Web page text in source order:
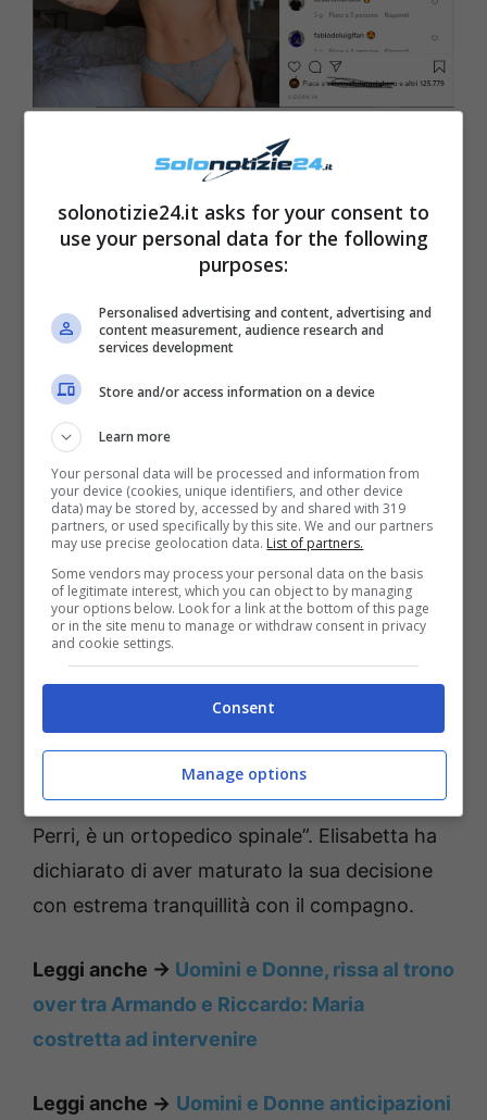
Elisabetta da molto tempo non vive più in
Italia. In una lunga intervista per Grazia, ha
spiegato il perchè della sua scelta. “Fuggita
per stare lontana dal tritacarne del gossip
che mi aveva presa di mira”- confessa l’ex
velina di Striscia la Notizia. Poi, con molta
trasparenza e tranquillità, spiga che non
credeva sarebbe rimasta a lungo negli Stati
Uniti. Ma la vita, è imprevedibile.” Non
credevo di rimanere lì per sempre, invece, poi
ho conosciuto Brian», racconta. Lui, Brian
Perri, è un ortopedico spinale”. Elisabetta ha
dichiarato di aver maturato la sua decisione
con estrema tranquillità con il compagno.
Leggi anche -> Uomini e Donne, rissa al trono
over tra Armando e Riccardo: Maria
costretta ad intervenire
Leggi anche -> Uomini e Donne anticipazioni
solonotizie24.it asks for your consent to
use your personal data for the following
purposes:
Personalised advertising and content, advertising and
content measurement, audience research and
services development
Store and/or access information on a device
Learn more
Your personal data will be processed and information from
your device (cookies, unique identifiers, and other device
data) may be stored by, accessed by and shared with 319
partners, or used specifically by this site. We and our partners
may use precise geolocation data. List of partners.
Some vendors may process your personal data on the basis
of legitimate interest, which you can object to by managing
your options below. Look for a link at the bottom of this page
or in the site menu to manage or withdraw consent in privacy
and cookie settings.
Consent
Manage options